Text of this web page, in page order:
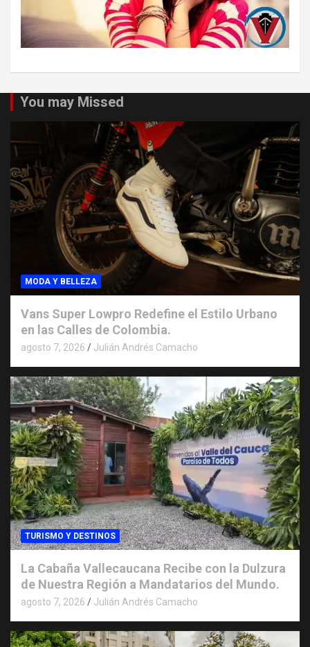
You may Missed
MODA Y BELLEZA
Vans Super Lowpro Redefine el Estilo Urbano
en las Calles de Colombia.
agosto 7, 2026 Julián Andrés Camacho
TURISMO Y DESTINOS
La Cabaña Vallecaucana Recibe con la Dulzura
de Nuestra Región a Mandatarios del Mundo.
agosto 7, 2026 Julián Andrés Camacho